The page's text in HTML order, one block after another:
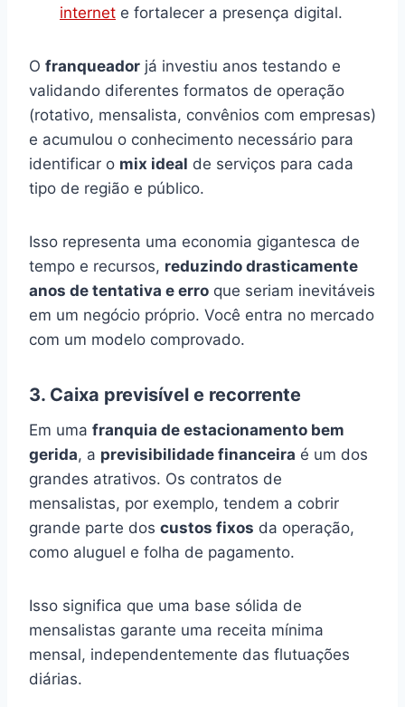
internet e fortalecer a presença digital.
O franqueador já investiu anos testando e
validando diferentes formatos de operação
(rotativo, mensalista, convênios com empresas)
e acumulou o conhecimento necessário para
identificar o mix ideal de serviços para cada
tipo de região e público.
Isso representa uma economia gigantesca de
tempo e recursos, reduzindo drasticamente
anos de tentativa e erro que seriam inevitáveis
em um negócio próprio. Você entra no mercado
com um modelo comprovado.
3. Caixa previsível e recorrente
Em uma franquia de estacionamento bem
gerida, a previsibilidade financeira é um dos
grandes atrativos. Os contratos de
mensalistas, por exemplo, tendem a cobrir
grande parte dos custos fixos da operação,
como aluguel e folha de pagamento.
Isso significa que uma base sólida de
mensalistas garante uma receita mínima
mensal, independentemente das flutuações
diárias.